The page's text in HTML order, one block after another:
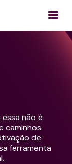
não é
caminhos
de
ferramenta